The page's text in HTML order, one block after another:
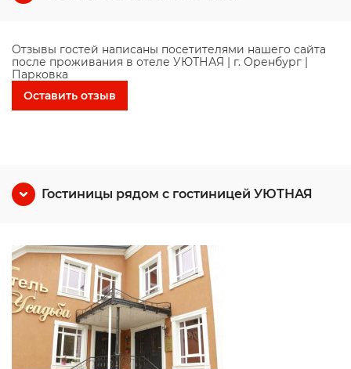
Отзывы гостей написаны посетителями нашего сайта
после проживания в отеле УЮТНАЯ | г. Оренбург |
Парковка
Оставить отзыв
Гостиницы рядом с гостиницей УЮТНАЯ